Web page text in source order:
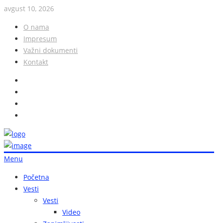
avgust 10, 2026
O nama
Impresum
Važni dokumenti
Kontakt
Menu
Početna
Vesti
Vesti
Video